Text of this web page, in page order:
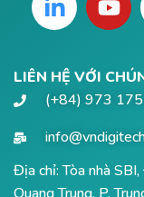
LIÊN HỆ VỚI
(+84) 973
Địa chỉ: Tòa nhà